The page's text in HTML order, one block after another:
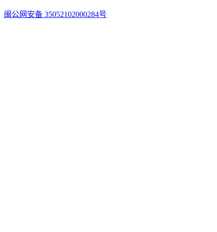
闽公网安备 35052102000284号